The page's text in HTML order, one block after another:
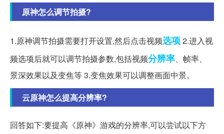
原神怎么调节拍摄?
1.原神调节拍摄需要打开设置,然后点击视频选项2.进入视
频选项后就可以调节拍摄参数,包括视频分辨率、帧率、
景深效果以及变焦等 3.变焦效果可以调整画面中景。
云原神怎么提高分辨率?
回答如下:要提高《原神》游戏的分辨率,可以尝试以下方